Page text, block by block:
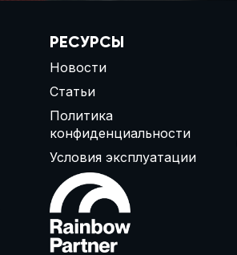
РЕСУРСЫ
Новости
Статьи
Политика
конфиденциальности
Условия эксплуатации